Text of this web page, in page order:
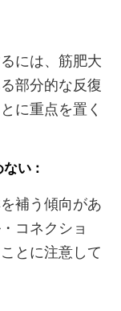
には、筋肥大
部分的な反復
に重点を置く
い：
補う傾向があ
コネクショ
とに注意して